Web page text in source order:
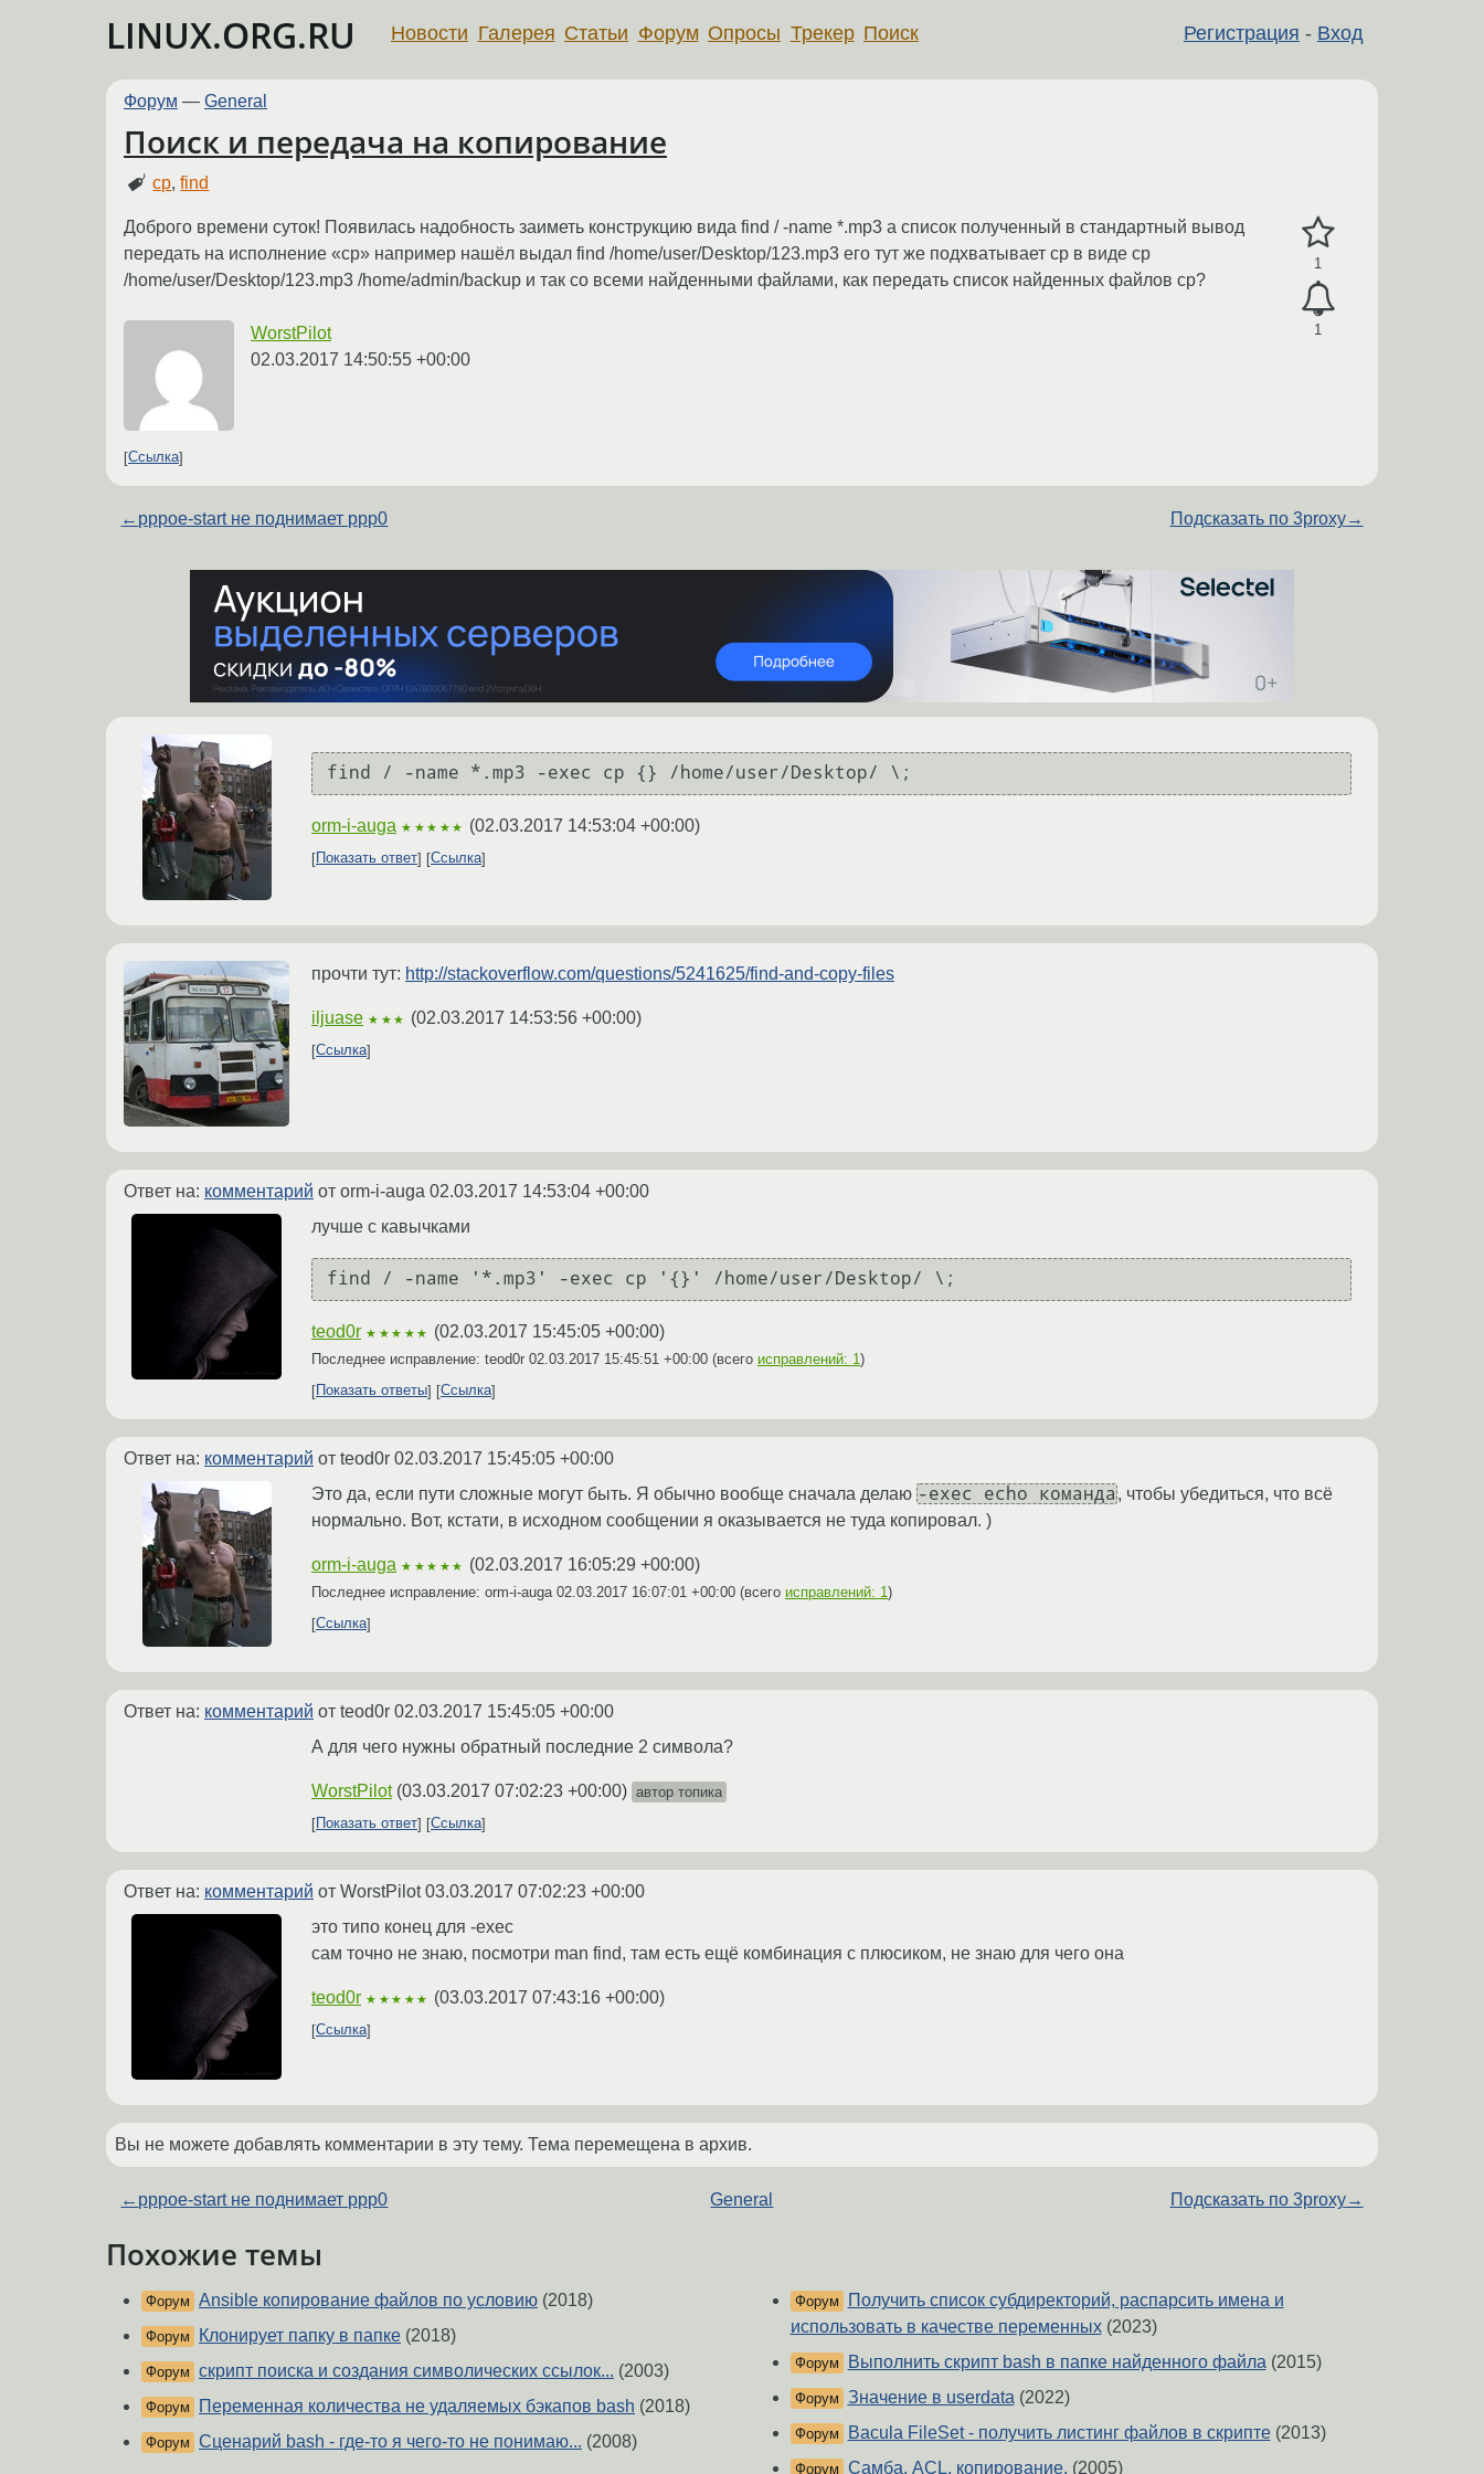
LINUX.ORG.RU Регистрация - Вход
Новости Галерея Статьи Форум Опросы Трекер Поиск
Форум — General
Поиск и передача на копирование
cp,find
1
1
Доброго времени суток! Появилась надобность заиметь конструкцию вида find / -name *.mp3 а список полученный в стандартный вывод
передать на исполнение «cp» например нашёл выдал find /home/user/Desktop/123.mp3 его тут же подхватывает cp в виде cp
/home/user/Desktop/123.mp3 /home/admin/backup и так со всеми найденными файлами, как передать список найденных файлов cp?
WorstPilot
02.03.2017 14:50:55 +00:00
Ссылка
← pppoe-start не поднимает ppp0 Подсказать по 3proxy→
orm-i-auga ★★★★★ (02.03.2017 14:53:04 +00:00)
Показать ответ Ссылка
прочти тут: http://stackoverflow.com/questions/5241625/find-and-copy-files
iljuase ★★★ (02.03.2017 14:53:56 +00:00)
Ссылка
Ответ на: комментарий от orm-i-auga 02.03.2017 14:53:04 +00:00
лучше с кавычками
find / -name '*.mp3' -exec cp '{}' /home/user/Desktop/ \;
teod0r ★★★★★ (02.03.2017 15:45:05 +00:00)
Последнее исправление: teod0r 02.03.2017 15:45:51 +00:00 (всего исправлений: 1 )
Показать ответы
Ссылка
Ответ на: комментарий от teod0r 02.03.2017 15:45:05 +00:00
Это да, если пути сложные могут быть. Я обычно вообще сначала делаю -exec echo команда , чтобы убедиться, что всё
нормально. Вот, кстати, в исходном сообщении я оказывается не туда копировал. )
orm-i-auga ★★★★★ (02.03.2017 16:05:29 +00:00)
Последнее исправление: orm-i-auga 02.03.2017 16:07:01 +00:00 (всего исправлений: 1 )
Ссылка
Ответ на: комментарий от teod0r 02.03.2017 15:45:05 +00:00
А для чего нужны обратный последние 2 символа?
WorstPilot (03.03.2017 07:02:23 +00:00) автор топика
Показать ответ
Ссылка
Ответ на: комментарий от WorstPilot03.03.2017 07:02:23 +00:00
это типо конец для -exec
сам точно не знаю, посмотри man find, там есть ещё комбинация с плюсиком, не знаю для чего она
teod0r ★★★★★ (03.03.2017 07:43:16 +00:00)
Ссылка
Вы не можете добавлять комментарии в эту тему. Тема перемещена в архив.
← pppoe-start не поднимает ppp0 General Подсказать по 3proxy→
Похожие темы
Форум Ansible копирование файлов по условию (2018)
Форум Клонирует папку в папке (2018)
Форум скрипт поиска и создания символических ссылок... (2003)
Форум Переменная количества не удаляемых бэкапов bash (2018)
Форум Сценарий bash - где-то я чего-то не понимаю... (2008)
Форум
Получить список субдиректорий, распарсить имена и
использовать в качестве переменных(2023)
Форум Выполнить скрипт bash в папке найденного файла(2015)
Форум Значение в userdata(2022)
Форум Bacula FileSet - получить листинг файлов в скрипте(2013)
Форум Самба, ACL, копирование. (2005)